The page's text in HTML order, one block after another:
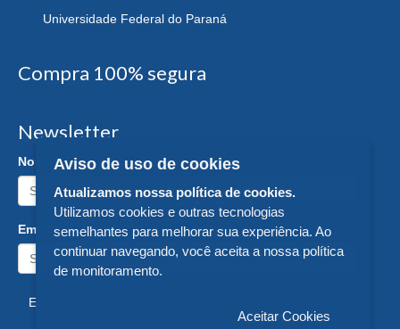
Universidade Federal do Paraná
Compra 100% segura
Newsletter
Nome:
Email:
Enviar
Aviso de uso de cookies
Atualizamos nossa política de cookies.
Utilizamos cookies e outras tecnologias
semelhantes para melhorar sua experiência. Ao
continuar navegando, você aceita a nossa política
de monitoramento.
Aceitar Cookies